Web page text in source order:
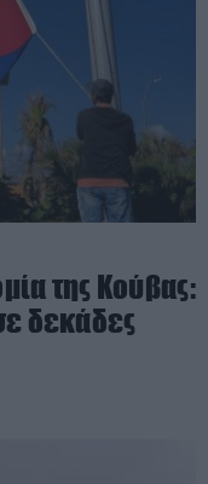
της Κούβας:
δεκάδες